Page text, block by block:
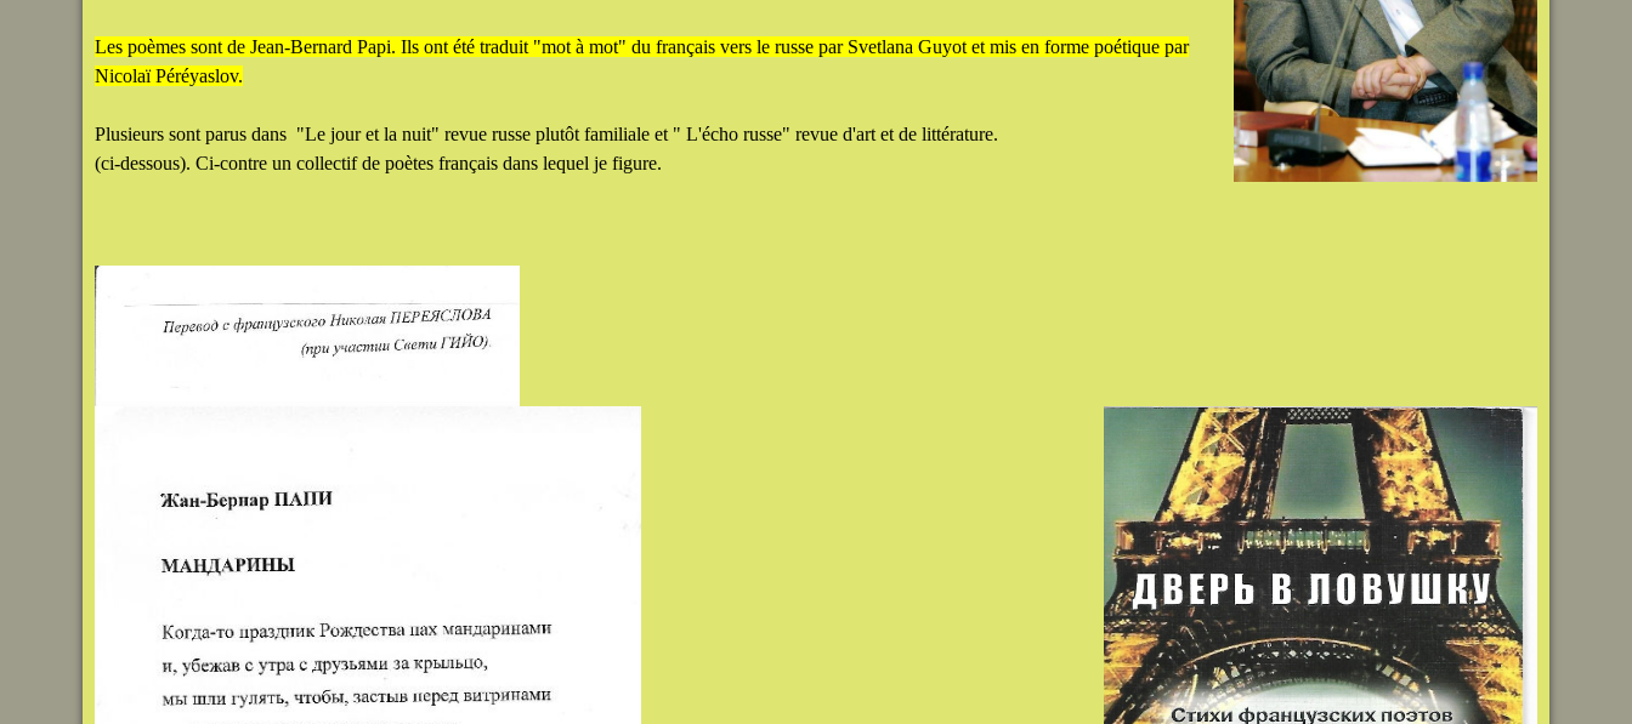
Les poèmes sont de Jean-Bernard Papi. Ils ont été traduit "mot à mot" du français vers le russe par Svetlana Guyot et mis en forme poétique par
Nicolaï Péréyaslov.
Plusieurs sont parus dans "Le jour et la nuit" revue russe plutôt familiale et " L'écho russe" revue d'art et de littérature.
(ci-dessous). Ci-contre un collectif de poètes français dans lequel je figure.